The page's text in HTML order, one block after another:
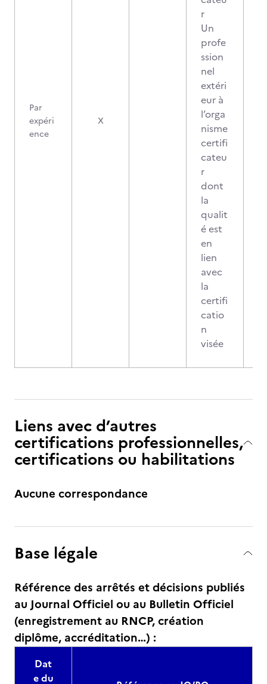
Par
expéri
ence
X
r
Un
profe
ssion
nel
extéri
eur à
l’orga
nisme
certifi
cateu
r
dont
la
qualit
é est
en
lien
avec
la
certifi
catio
n
visée
Liens avec d’autres
certifications professionnelles,
certifications ou habilitations
Aucune correspondance
Base légale
Référence des arrêtés et décisions publiés
au Journal Officiel ou au Bulletin Officiel
(enregistrement au RNCP, création
diplôme, accréditation…) :
Dat
e du